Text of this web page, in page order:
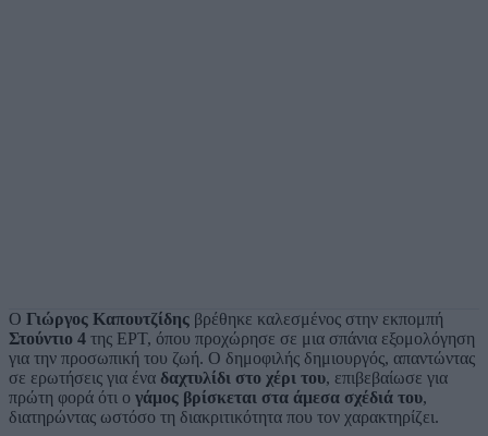
Ο Γιώργος Καπουτζίδης βρέθηκε καλεσμένος στην εκπομπή
Στούντιο 4 της ΕΡΤ, όπου προχώρησε σε μια σπάνια εξομολόγηση
για την προσωπική του ζωή. Ο δημοφιλής δημιουργός, απαντώντας
σε ερωτήσεις για ένα δαχτυλίδι στο χέρι του, επιβεβαίωσε για
πρώτη φορά ότι ο γάμος βρίσκεται στα άμεσα σχέδιά του,
διατηρώντας ωστόσο τη διακριτικότητα που τον χαρακτηρίζει.